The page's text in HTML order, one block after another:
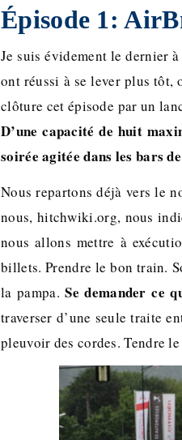
Épisode 1:
Je suis évidement le dernier
ont réussi à se lever plus tôt,
clôture cet épisode par un
D’une capacité de huit
soirée agitée dans les bars
Nous repartons déjà vers le
nous, hitchwiki.org, nous
nous allons mettre à
billets. Prendre le bon train.
la pampa.Se demander ce
traverser d’une seule traite
pleuvoir des cordes. Tendre